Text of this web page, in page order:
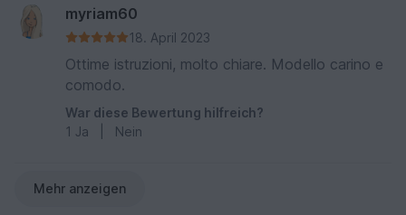
myriam60
18. April 2023
Ottime istruzioni, molto chiare. Modello carino e
comodo.
War diese Bewertung hilfreich?
1 Ja Nein
Mehr anzeigen